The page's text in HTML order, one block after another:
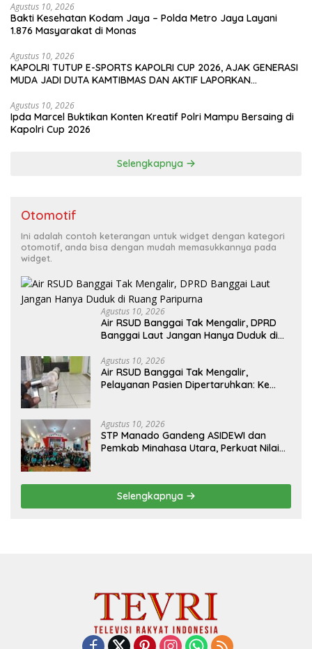
Agustus 10, 2026
Bakti Kesehatan Kodam Jaya – Polda Metro Jaya Layani
1.876 Masyarakat di Monas
Agustus 10, 2026
KAPOLRI TUTUP E-SPORTS KAPOLRI CUP 2026, AJAK GENERASI
MUDA JADI DUTA KAMTIBMAS DAN AKTIF LAPORKAN
Agustus 10, 2026
Ipda Marcel Buktikan Konten Kreatif Polri Mampu Bersaing di
Kapolri Cup 2026
Selengkapnya
Otomotif
Ini adalah contoh keterangan untuk widget dengan kategori
otomotif, anda bisa dengan mudah memasukkannya pada
widget.
Agustus 10, 2026
Air RSUD Banggai Tak Mengalir, DPRD
Banggai Laut Jangan Hanya Duduk di
Agustus 10, 2026
Air RSUD Banggai Tak Mengalir,
Pelayanan Pasien Dipertaruhkan: Ke
Agustus 10, 2026
‎STP Manado Gandeng ASIDEWI dan
Pemkab Minahasa Utara, Perkuat Nilai
Selengkapnya